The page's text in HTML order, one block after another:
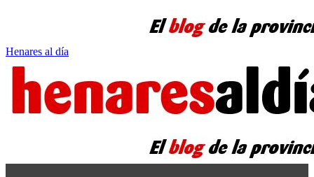
Henares al día